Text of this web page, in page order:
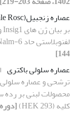
عصاره زنجبیل(Zingiber officinale Rosc.)
لفنوبلاستی حاد Nalm-6
144]
عصاره سلولی باکتری
ترشحی و عصاره سلولی
کلیه (HEK 293)
[دوره 36، شماره 1، 1402، صفحه 15-25]